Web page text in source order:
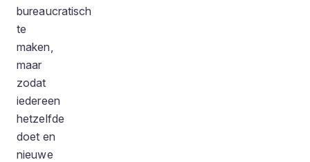
bureaucratisch
te
maken,
maar
zodat
iedereen
hetzelfde
doet en
nieuwe